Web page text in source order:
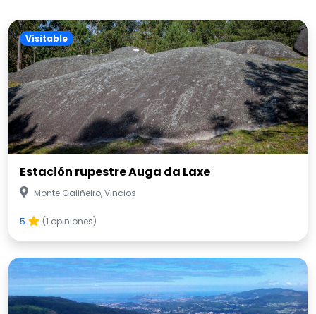
Visitable
Estación rupestre Auga da Laxe
Monte Galiñeiro, Vincios
5 (1 opiniones)